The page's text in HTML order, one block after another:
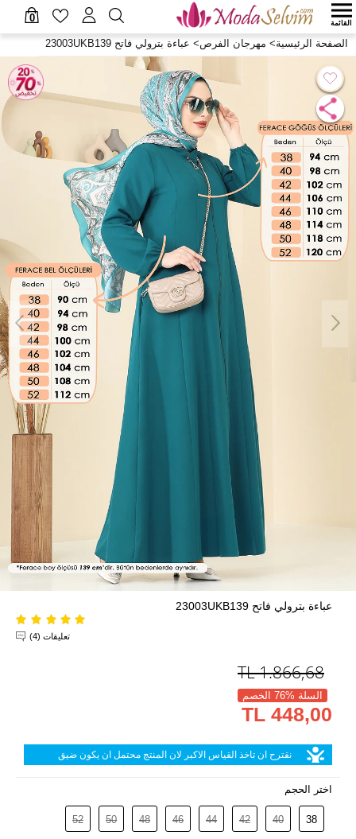
0 القائمة
الصفحة الرئيسية> مهرجان الفرص> عباءة بترولي فاتح 23003UKB139
عباءة بترولي فاتح 23003UKB139
تعليقات (4)
1.866,68
TL
السلة %76 الخصم
448,00 TL
نقترح ان تاخذ القياس الاكبر لان المنتج محتمل ان يكون ضيق
اختر الحجم
38
40
42
44
46
48
50
52